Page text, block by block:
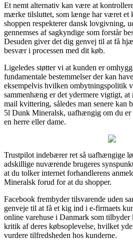
Et nemt alternativ kan være at
mærke tilsluttet, som længe har været et
shoppen respekterer dansk lovgivning,
gennemses af sagkyndige som forstår
Desuden giver det dig genvej til at få
besvær i processen med dit køb.
Ligeledes støtter vi at kunden er
fundamentale bestemmelser der kan
eksempelvis hvilken ombytningspolitik
sammenhæng er det ydermere vigtigt, at
mail kvittering, således man senere kan
5l Dunk Mineralsk, uafhængig om du
en herre eller dame.
Trustpilot indebærer ret så uafhængige
adskillige nuværende brugeres
at du tolker internet forhandlerens
Mineralsk forud for at du shopper.
Facebook frembyder tilsvarende uden
genveje til at få et kig ind i e-firmaets
online varehuse i Danmark som tilbyder
kritik af deres købsoplevelse, hvilket
vurdere tilfredsheden hos kunderne.